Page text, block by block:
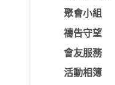
聚會小組
禱告守望
會友服務
活動相簿